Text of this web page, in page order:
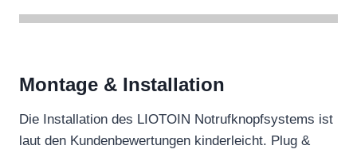
Montage & Installation
Die Installation des LIOTOIN Notrufknopfsystems ist
laut den Kundenbewertungen kinderleicht. Plug &